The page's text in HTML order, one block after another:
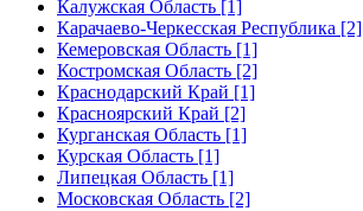
Калужская Область [1]
Карачаево-Черкесская Республика [2]
Кемеровская Область [1]
Костромская Область [2]
Краснодарский Край [1]
Красноярский Край [2]
Курганская Область [1]
Курская Область [1]
Липецкая Область [1]
Московская Область [2]